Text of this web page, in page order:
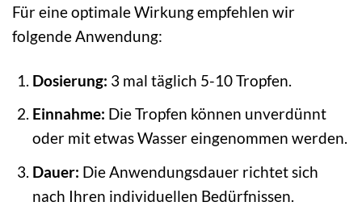
Für eine optimale Wirkung empfehlen wir
folgende Anwendung:
Dosierung: 3 mal täglich 5-10 Tropfen.
Einnahme: Die Tropfen können unverdünnt
oder mit etwas Wasser eingenommen werden.
Dauer: Die Anwendungsdauer richtet sich
nach Ihren individuellen Bedürfnissen.